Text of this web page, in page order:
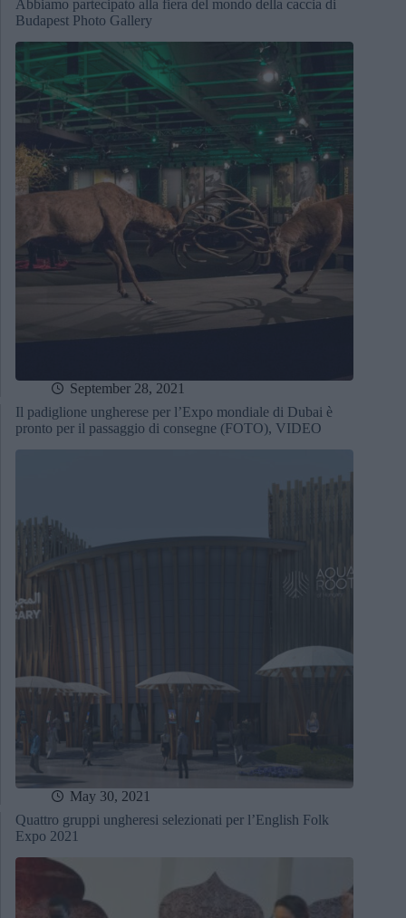
Abbiamo partecipato alla fiera del mondo della caccia di
Budapest Photo Gallery
September 28, 2021
Il padiglione ungherese per l’Expo mondiale di Dubai è
pronto per il passaggio di consegne (FOTO), VIDEO
May 30, 2021
Quattro gruppi ungheresi selezionati per l’English Folk
Expo 2021